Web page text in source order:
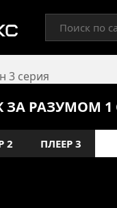
3 серия
ЗА РАЗУМОМ 1
2 ПЛЕЕР 3